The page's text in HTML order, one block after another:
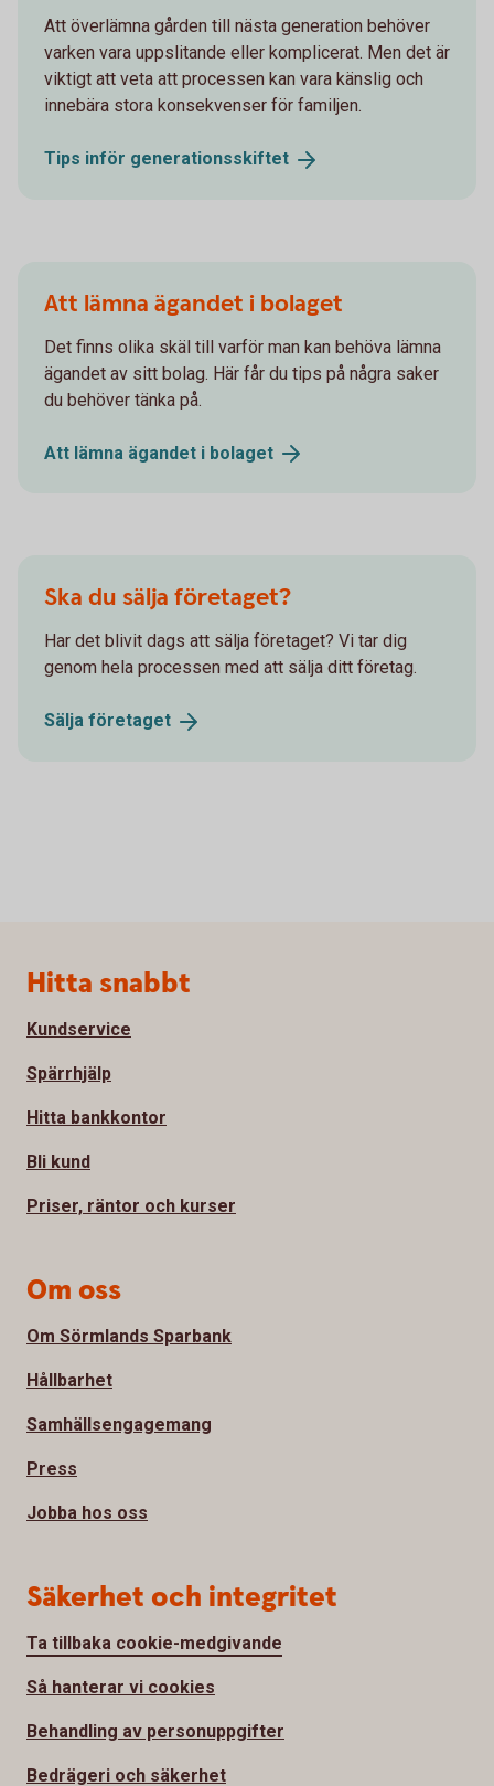
Att överlämna gården till nästa generation behöver
varken vara uppslitande eller komplicerat. Men det är
viktigt att veta att processen kan vara känslig och
innebära stora konsekvenser för familjen.
Tips inför generations­skiftet
Att lämna ägandet i bolaget
Det finns olika skäl till varför man kan behöva lämna
ägandet av sitt bolag. Här får du tips på några saker
du behöver tänka på.
Att lämna ägandet i bolaget
Ska du sälja företaget?
Har det blivit dags att sälja företaget? Vi tar dig
genom hela processen med att sälja ditt företag.
Sälja företaget
Sidfot
Hitta snabbt
Kundservice
Spärrhjälp
Hitta bankkontor
Bli kund
Priser, räntor och kurser
Om oss
Om Sörmlands Sparbank
Hållbarhet
Samhällsengagemang
Press
Jobba hos oss
Säkerhet och integritet
Ta tillbaka cookie-medgivande
Så hanterar vi cookies
Behandling av personuppgifter
Bedrägeri och säkerhet